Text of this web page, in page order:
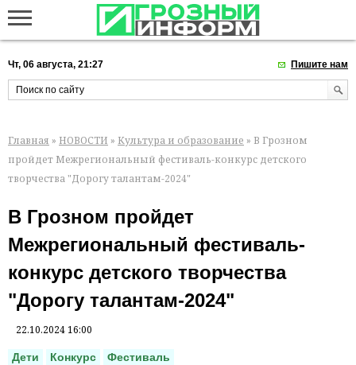
Чт, 06 августа, 21:27 Пишите нам
Главная » НОВОСТИ » Культура и образование » В Грозном
пройдет Межрегиональный фестиваль-конкурс детского
творчества "Дорогу талантам-2024"
В Грозном пройдет
Межрегиональный фестиваль-
конкурс детского творчества
"Дорогу талантам-2024"
22.10.2024 16:00
Дети Конкурс Фестиваль